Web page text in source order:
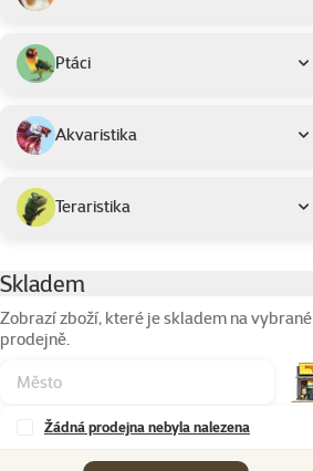
Ptáci
Akvaristika
Teraristika
Parametrický filtr
Skladem
Zobrazí zboží, které je skladem na vybrané
prodejně.
Žádná prodejna nebyla nalezena